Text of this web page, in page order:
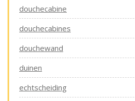
douchecabine
douchecabines
douchewand
duinen
echtscheiding